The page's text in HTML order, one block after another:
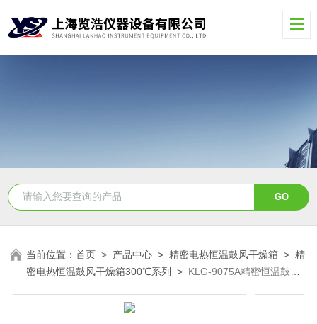
当前位置：首页 > 产品中心 >精密电热恒温鼓风干燥箱 >精
密电热恒温鼓风干燥箱300℃系列 > KLG-9075A精密恒温鼓风